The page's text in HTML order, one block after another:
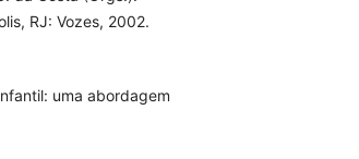
RJ: Vozes, 2002.
uma abordagem